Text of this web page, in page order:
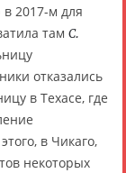
2017-м для
там C.
отказались
в Техасе, где
в Чикаго,
некоторых